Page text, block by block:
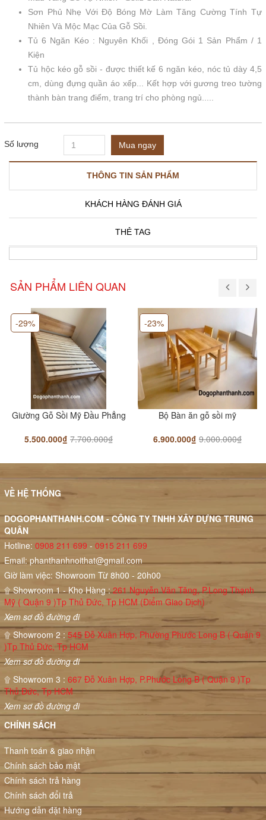
Sơn Phủ Nhẹ Với Độ Bóng Mờ Làm Tăng Cường Tính Tự
Nhiên Và Mộc Mạc Của Gỗ Sồi.
Tủ 6 Ngăn Kéo : Nguyên Khối , Đóng Gói 1 Sản Phẩm / 1
Kiện
Tủ hộc kéo gỗ sồi - được thiết kế 6 ngăn kéo, nóc tủ dày 4,5
cm, dùng đựng quần áo xếp... Kết hợp với gương treo tường
thành bàn trang điểm, trang trí cho phòng ngủ.....
Số lượng Mua ngay
THÔNG TIN SẢN PHẨM
KHÁCH HÀNG ĐÁNH GIÁ
THẺ TAG
SẢN PHẨM LIÊN QUAN
Giường Gỗ Sồi Mỹ Đầu Phẳng
5.500.000₫ 7.700.000₫
-29%
Bộ Bàn ăn gỗ sồi mỹ
6.900.000₫ 9.000.000₫
-23%
VỀ HỆ THỐNG
DOGOPHANTHANH.COM - CÔNG TY TNHH XÂY DỰNG TRUNG
QUÂN
Hotline: 0908 211 699 - 0915 211 699
Email:phanthanhnoithat@gmail.com
Giờ làm việc: Showroom Từ 8h00 - 20h00
۩ Showroom 1 - Kho Hàng :261 Nguyễn Văn Tăng, P.Long Thạnh
Mỹ ( Quận 9 )Tp Thủ Đức, Tp HCM (Điểm Giao Dịch)
Xem sơ đồ đường đi
۩ Showroom 2 : 545 Đỗ Xuân Hợp, Phường Phước Long B ( Quận 9
)Tp Thủ Đức, Tp HCM
Xem sơ đồ đường đi
۩ Showroom 3 : 667 Đỗ Xuân Hợp, P.Phước Long B ( Quận 9 )Tp
Thủ Đức, Tp HCM
Xem sơ đồ đường đi
CHÍNH SÁCH
Thanh toán & giao nhận
Chính sách bảo mật
Chính sách trả hàng
Chính sách đổi trả
Hướng dẫn đặt hàng